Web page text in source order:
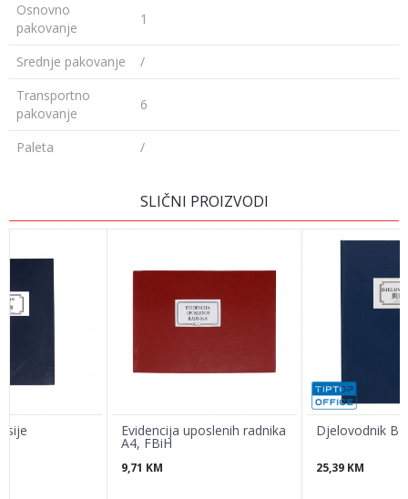
Osnovno
pakovanje
1
Srednje pakovanje
/
Transportno
pakovanje
6
Paleta /
SLIČNI PROIZVODI
Evidencija uposlenih radnika
A4, FBiH
9,71 KM
Djelovodnik
25,39 KM